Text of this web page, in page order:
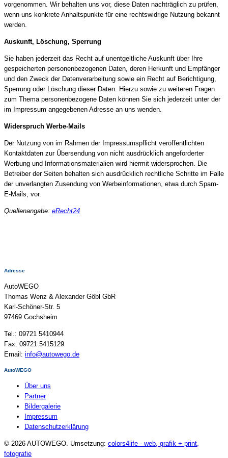
vorgenommen. Wir behalten uns vor, diese Daten nachträglich zu prüfen,
wenn uns konkrete Anhaltspunkte für eine rechtswidrige Nutzung bekannt
werden.
Auskunft, Löschung, Sperrung
Sie haben jederzeit das Recht auf unentgeltliche Auskunft über Ihre
gespeicherten personenbezogenen Daten, deren Herkunft und Empfänger
und den Zweck der Datenverarbeitung sowie ein Recht auf Berichtigung,
Sperrung oder Löschung dieser Daten. Hierzu sowie zu weiteren Fragen
zum Thema personenbezogene Daten können Sie sich jederzeit unter der
im Impressum angegebenen Adresse an uns wenden.
Widerspruch Werbe-Mails
Der Nutzung von im Rahmen der Impressumspflicht veröffentlichten
Kontaktdaten zur Übersendung von nicht ausdrücklich angeforderter
Werbung und Informationsmaterialien wird hiermit widersprochen. Die
Betreiber der Seiten behalten sich ausdrücklich rechtliche Schritte im Falle
der unverlangten Zusendung von Werbeinformationen, etwa durch Spam-
E-Mails, vor.
Quellenangabe: eRecht24
Adresse
AutoWEGO
Thomas Wenz & Alexander Göbl GbR
Karl-Schöner-Str. 5
97469 Gochsheim
Tel.: 09721 5410944
Fax: 09721 5415129
Email: info@autowego.de
AutoWEGO
Über uns
Partner
Bildergalerie
Impressum
Datenschutzerklärung
© 2026 AUTOWEGO. Umsetzung: colors4life - web, grafik + print,
fotografie